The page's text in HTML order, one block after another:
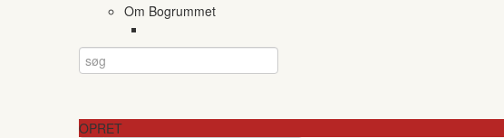
Om Bogrummet
OPRET